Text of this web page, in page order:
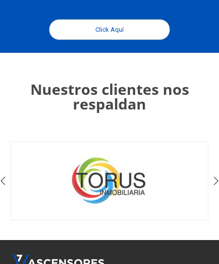
Click Aquí
Nuestros clientes nos
respaldan